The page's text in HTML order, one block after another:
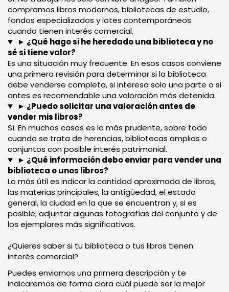
compramos libros modernos, bibliotecas de estudio,
fondos especializados y lotes contemporáneos
cuando tienen interés comercial.
► ¿Qué hago si he heredado una biblioteca y no
sé si tiene valor?
Es una situación muy frecuente. En esos casos conviene
una primera revisión para determinar si la biblioteca
debe venderse completa, si interesa solo una parte o si
antes es recomendable una valoración más detenida.
► ¿Puedo solicitar una valoración antes de
vender mis libros?
Sí. En muchos casos es lo más prudente, sobre todo
cuando se trata de herencias, bibliotecas amplias o
conjuntos con posible interés patrimonial.
► ¿Qué información debo enviar para vender una
biblioteca o unos libros?
Lo más útil es indicar la cantidad aproximada de libros,
las materias principales, la antigüedad, el estado
general, la ciudad en la que se encuentran y, si es
posible, adjuntar algunas fotografías del conjunto y de
los ejemplares más significativos.
¿Quieres saber si tu biblioteca o tus libros tienen
interés comercial?
Puedes enviarnos una primera descripción y te
indicaremos de forma clara cuál puede ser la mejor